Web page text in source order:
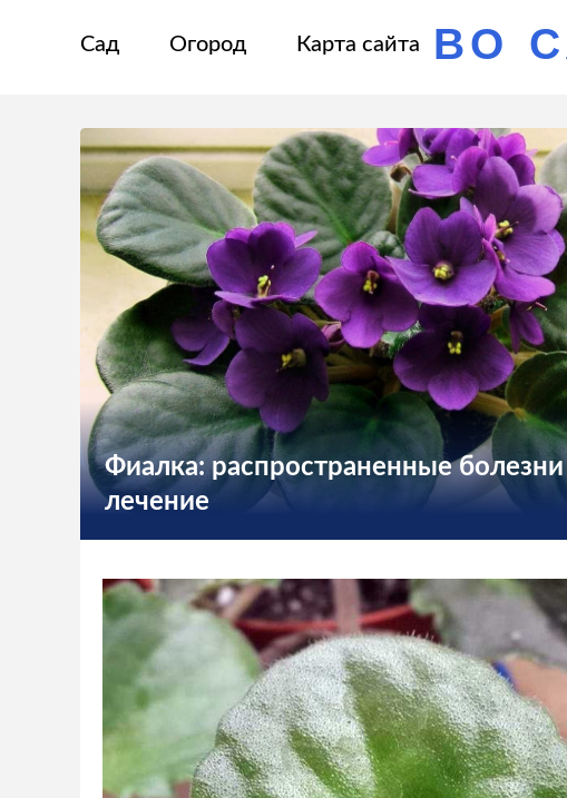
Сад Огород Карта сайта ВО
Фиалка: распространенные
лечение